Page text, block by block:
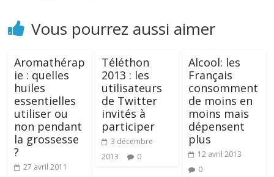
Vous pourrez aussi aimer
Aromathérap
ie : quelles
huiles
essentielles
utiliser ou
non pendant
la grossesse
?
27 avril 2011
Téléthon
2013 : les
utilisateurs
de Twitter
invités à
participer
3 décembre
2013
0
Alcool: les
Français
consomment
de moins en
moins mais
dépensent
plus
12 avril 2013
0